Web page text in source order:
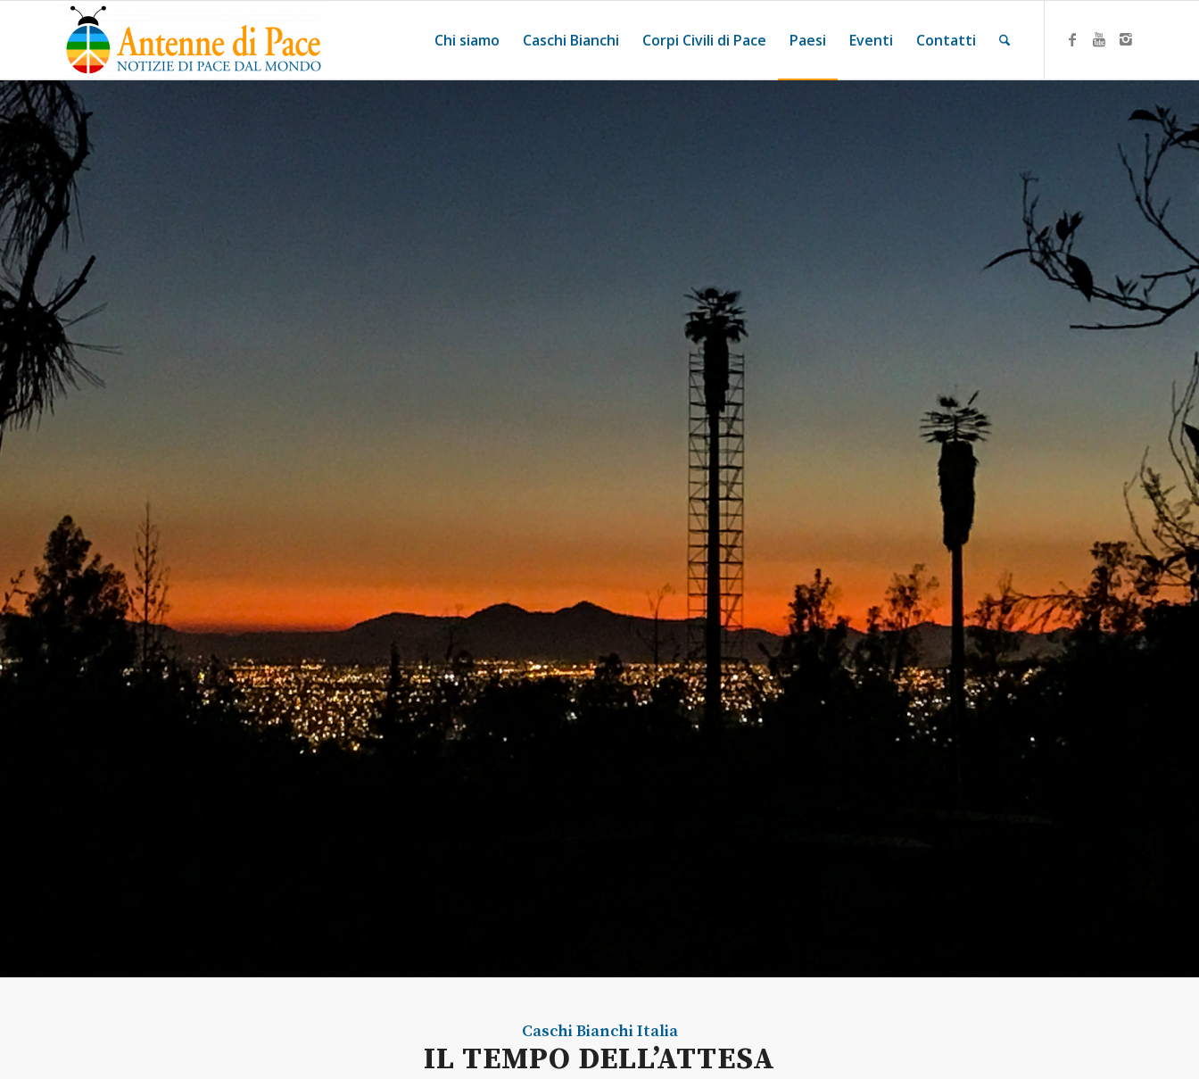
Chi siamo Caschi Bianchi Corpi Civili di Pace Paesi Eventi Contatti
Caschi BianchiItalia
IL TEMPO DELL’ATTESA